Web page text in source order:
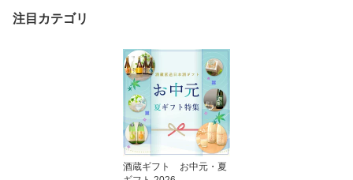
注目カテゴリ
酒蔵ギフト お中元・夏